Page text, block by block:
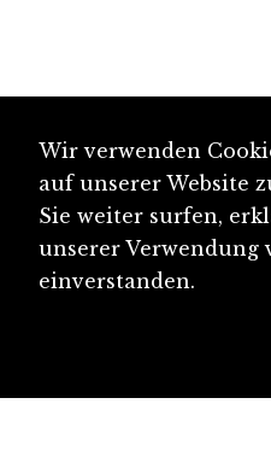
Wir verwenden
auf unserer Website
Sie weiter surfen,
unserer Verwendung
einverstanden.